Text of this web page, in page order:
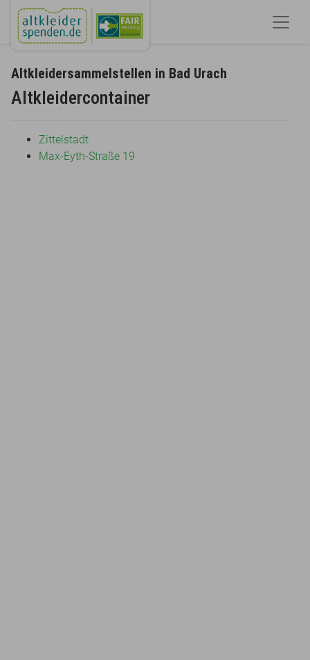
Altkleidersammelstellen in Bad Urach
Altkleidercontainer
Zittelstadt
Max-Eyth-Straße 19